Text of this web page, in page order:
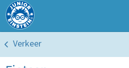
Verkeer